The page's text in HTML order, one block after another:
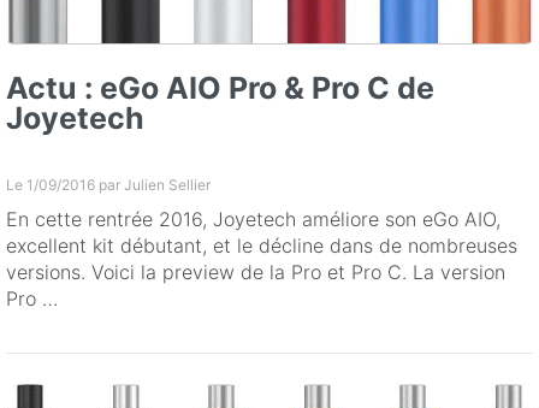
Actu : eGo AIO Pro & Pro C de
Joyetech
Le 1/09/2016 par Julien Sellier
En cette rentrée 2016, Joyetech améliore son eGo AIO,
excellent kit débutant, et le décline dans de nombreuses
versions. Voici la preview de la Pro et Pro C. La version
Pro …